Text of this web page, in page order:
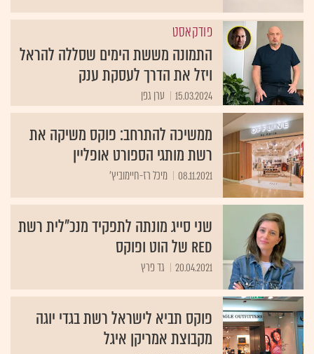
פודקאסט
התמונה מששת הימים שסללה להראל
ויזל את הדרך לעסקת ענק
15.03.2024 ערן גפן
ממשיכה להתרחב: פוקס משיקה את
רשת מותגי הספורט אופליין
08.11.2021 מיכל רז-חיימוביץ'
שני סייג מונתה לתפקיד מנכ"לית רשת
red של הוט ופוקס
20.04.2021 גד פרץ
פוקס תביא לישראל רשת בגדי יוגה
מקבוצת אמריקן איגל